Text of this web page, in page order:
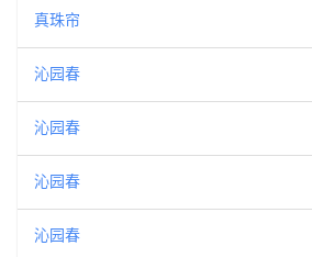
真珠帘
沁园春
沁园春
沁园春
沁园春